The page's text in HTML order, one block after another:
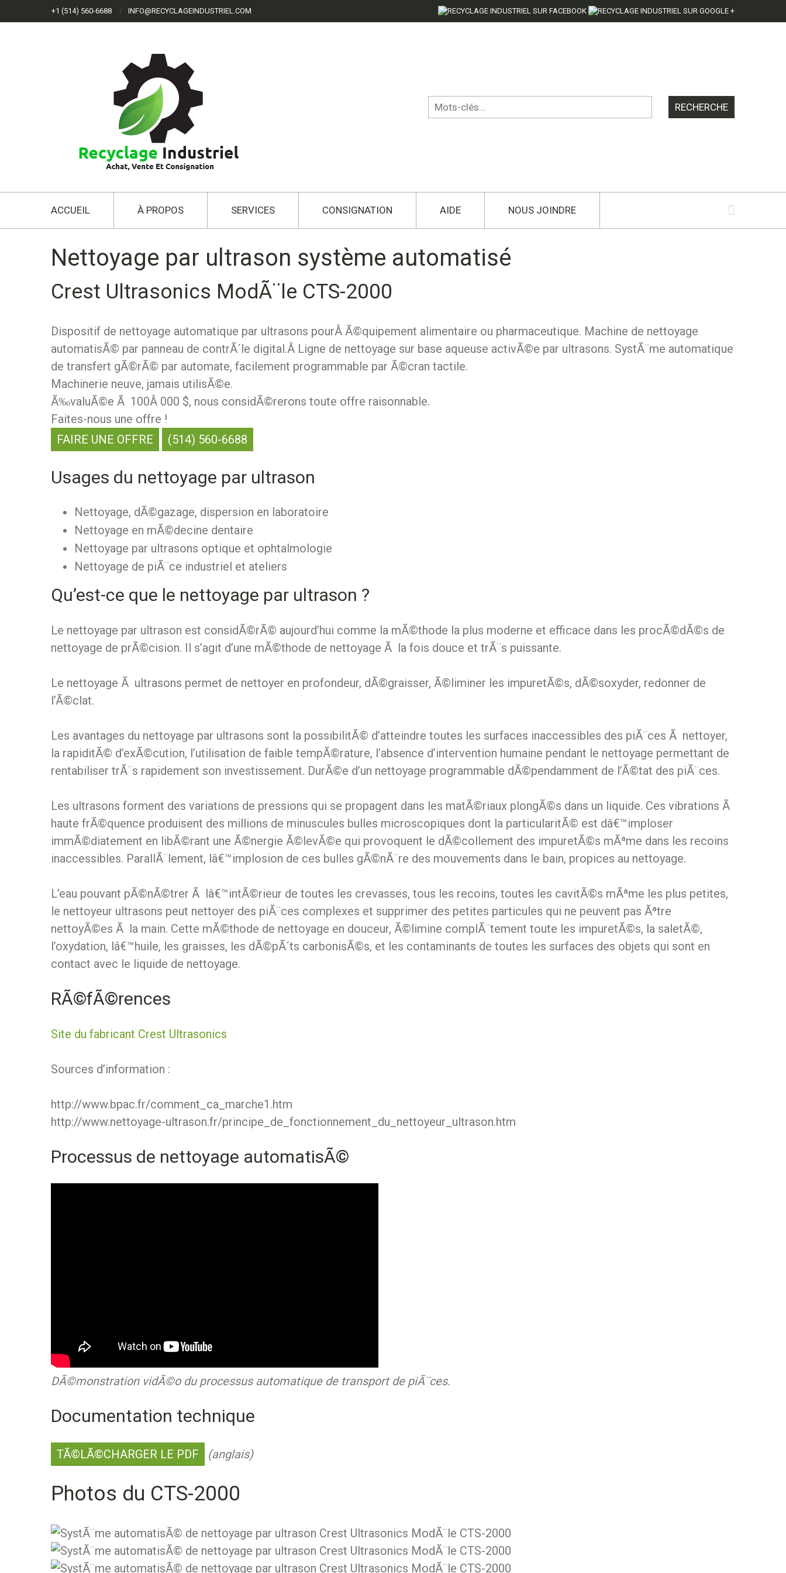
+1 (514) 560-6688 INFO@RECYCLAGEINDUSTRIEL.COM
ACCUEIL À PROPOS SERVICES CONSIGNATION AIDE NOUS JOINDRE
Nettoyage par ultrason système automatisé
Crest Ultrasonics ModÃ¨le CTS-2000
Dispositif de nettoyage automatique par ultrasons pourÂ Ã©quipement alimentaire ou pharmaceutique. Machine de nettoyage
automatisÃ© par panneau de contrÃ´le digital.Â Ligne de nettoyage sur base aqueuse activÃ©e par ultrasons. SystÃ¨me automatique
de transfert gÃ©rÃ© par automate, facilement programmable par Ã©cran tactile.
Machinerie neuve, jamais utilisÃ©e.
Ã‰valuÃ©e Ã 100Â 000 $, nous considÃ©rerons toute offre raisonnable.
Faites-nous une offre !
FAIRE UNE OFFRE
(514) 560-6688
Usages du nettoyage par ultrason
Nettoyage, dÃ©gazage, dispersion en laboratoire
Nettoyage en mÃ©decine dentaire
Nettoyage par ultrasons optique et ophtalmologie
Nettoyage de piÃ¨ce industriel et ateliers
Qu’est-ce que le nettoyage par ultrason ?
Le nettoyage par ultrason est considÃ©rÃ© aujourd’hui comme la mÃ©thode la plus moderne et efficace dans les procÃ©dÃ©s de
nettoyage de prÃ©cision. Il s’agit d’une mÃ©thode de nettoyage Ã la fois douce et trÃ¨s puissante.
Le nettoyage Ã ultrasons permet de nettoyer en profondeur, dÃ©graisser, Ã©liminer les impuretÃ©s, dÃ©soxyder, redonner de
l’Ã©clat.
Les avantages du nettoyage par ultrasons sont la possibilitÃ© d’atteindre toutes les surfaces inaccessibles des piÃ¨ces Ã nettoyer,
la rapiditÃ© d’exÃ©cution, l’utilisation de faible tempÃ©rature, l’absence d’intervention humaine pendant le nettoyage permettant de
rentabiliser trÃ¨s rapidement son investissement. DurÃ©e d’un nettoyage programmable dÃ©pendamment de l’Ã©tat des piÃ¨ces.
Les ultrasons forment des variations de pressions qui se propagent dans les matÃ©riaux plongÃ©s dans un liquide. Ces vibrations Ã
haute frÃ©quence produisent des millions de minuscules bulles microscopiques dont la particularitÃ© est dâ€™imploser
immÃ©diatement en libÃ©rant une Ã©nergie Ã©levÃ©e qui provoquent le dÃ©collement des impuretÃ©s mÃªme dans les recoins
inaccessibles. ParallÃ¨lement, lâ€™implosion de ces bulles gÃ©nÃ¨re des mouvements dans le bain, propices au nettoyage.
L’eau pouvant pÃ©nÃ©trer Ã lâ€™intÃ©rieur de toutes les crevasses, tous les recoins, toutes les cavitÃ©s mÃªme les plus petites,
le nettoyeur ultrasons peut nettoyer des piÃ¨ces complexes et supprimer des petites particules qui ne peuvent pas Ãªtre
nettoyÃ©es Ã la main. Cette mÃ©thode de nettoyage en douceur, Ã©limine complÃ¨tement toute les impuretÃ©s, la saletÃ©,
l’oxydation, lâ€™huile, les graisses, les dÃ©pÃ´ts carbonisÃ©s, et les contaminants de toutes les surfaces des objets qui sont en
contact avec le liquide de nettoyage.
RÃ©fÃ©rences
Site du fabricant Crest Ultrasonics
Sources d’information :
http://www.bpac.fr/comment_ca_marche1.htm
http://www.nettoyage-ultrason.fr/principe_de_fonctionnement_du_nettoyeur_ultrason.htm
Processus de nettoyage automatisÃ©
DÃ©monstration vidÃ©o du processus automatique de transport de piÃ¨ces.
Documentation technique
TÃ©LÃ©CHARGER LE PDF (anglais)
Photos du CTS-2000